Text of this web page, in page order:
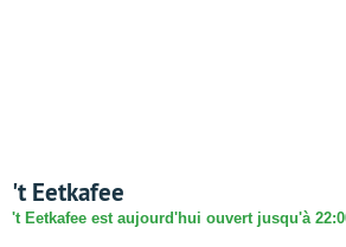
't Eetkafee
't Eetkafee est aujourd'hui ouvert jusqu'à